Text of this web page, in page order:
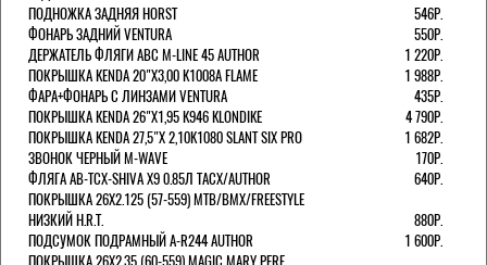
ПОДНОЖКА ЗАДНЯЯ HORST
546Р.
ФОНАРЬ ЗАДНИЙ VENTURA
550Р.
ДЕРЖАТЕЛЬ ФЛЯГИ АВС M-LINE 45 AUTHOR
1 220Р.
ПОКРЫШКА KENDA 20"Х3,00 K1008A FLAME
1 988Р.
ФАРА+ФОНАРЬ С ЛИНЗАМИ VENTURA
435Р.
ПОКРЫШКА KENDA 26"Х1,95 K946 KLONDIKE
4 790Р.
ПОКРЫШКА KENDA 27,5"Х 2,10K1080 SLANT SIX PRO
1 682Р.
ЗВОНОК ЧЕРНЫЙ M-WAVE
170Р.
ФЛЯГА AB-TCX-SHIVA X9 0.85Л TACX/AUTHOR
640Р.
ПОКРЫШКА 26X2.125 (57-559) MTB/BMX/FREESTYLE
НИЗКИЙ H.R.T.
880Р.
ПОДСУМОК ПОДРАМНЫЙ A-R244 AUTHOR
1 600Р.
ПОКРЫШКА 26X2.35 (60-559) MAGIC MARY PERF,